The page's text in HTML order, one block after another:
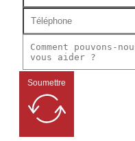
Soumettre